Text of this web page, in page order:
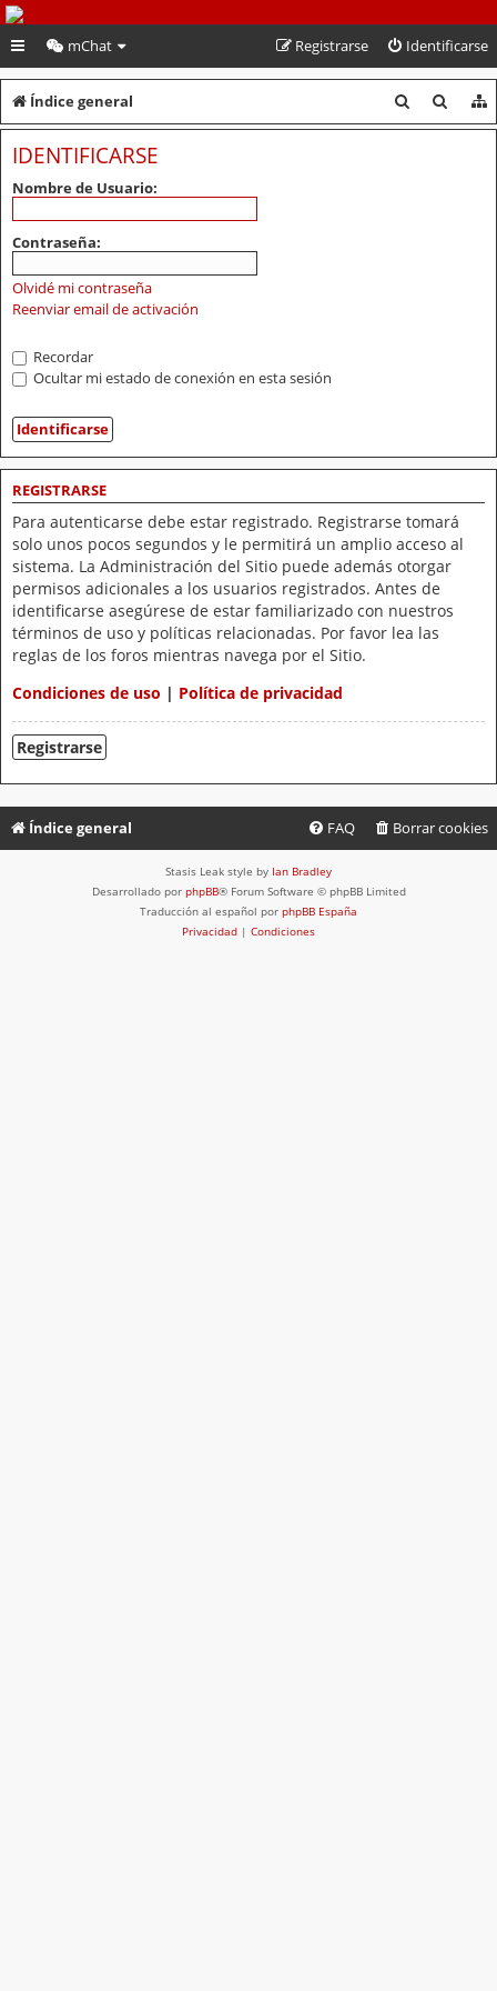
PeruVoley.com
mChat Identificarse
Registrarse
Índice general
u
u
IDENTIFICARSE
Nombre de Usuario:
Contraseña:
Olvidé mi contraseña
Reenviar email de activación
Recordar
Ocultar mi estado de conexión en esta sesión
REGISTRARSE
Para autenticarse debe estar registrado. Registrarse tomará
solo unos pocos segundos y le permitirá un amplio acceso al
sistema. La Administración del Sitio puede además otorgar
permisos adicionales a los usuarios registrados. Antes de
identificarse asegúrese de estar familiarizado con nuestros
términos de uso y políticas relacionadas. Por favor lea las
reglas de los foros mientras navega por el Sitio.
Condiciones de uso | Política de privacidad
Registrarse
Índice general Borrar cookies
FAQ
Stasis Leak style by Ian Bradley
Desarrollado por phpBB® Forum Software © phpBB Limited
Traducción al español por phpBB España
Privacidad | Condiciones